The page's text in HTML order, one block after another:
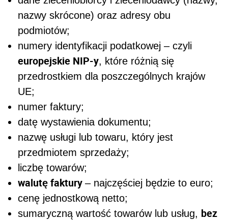
nazwy skrócone) oraz adresy obu
podmiotów;
numery identyfikacji podatkowej – czyli
europejskie NIP-y, które różnią się
przedrostkiem dla poszczególnych krajów
UE;
numer faktury;
datę wystawienia dokumentu;
nazwę usługi lub towaru, który jest
przedmiotem sprzedaży;
liczbę towarów;
walutę faktury – najczęściej będzie to euro;
cenę jednostkową netto;
sumaryczną wartość towarów lub usług, bez